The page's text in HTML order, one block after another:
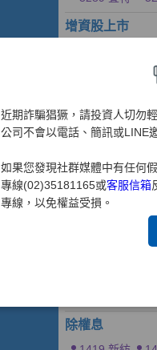
近期詐騙猖獗，請投資人切勿
公司不會以電話、簡訊或LINE
如果您發現社群媒體中有任何
專線(02)35181165或客服信箱
專線，以免權益受損。